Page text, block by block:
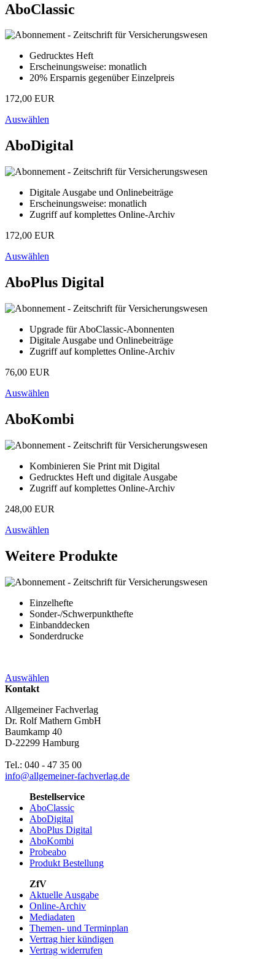
AboClassic
Gedrucktes Heft
Erscheinungsweise: monatlich
20% Ersparnis gegenüber Einzelpreis
172,00 EUR
Auswählen
AboDigital
Digitale Ausgabe und Onlinebeiträge
Erscheinungsweise: monatlich
Zugriff auf komplettes Online-Archiv
172,00 EUR
Auswählen
AboPlus Digital
Upgrade für AboClassic-Abonnenten
Digitale Ausgabe und Onlinebeiträge
Zugriff auf komplettes Online-Archiv
76,00 EUR
Auswählen
AboKombi
Kombinieren Sie Print mit Digital
Gedrucktes Heft und digitale Ausgabe
Zugriff auf komplettes Online-Archiv
248,00 EUR
Auswählen
Weitere Produkte
Einzelhefte
Sonder-/Schwerpunkthefte
Einbanddecken
Sonderdrucke
Auswählen
Kontakt
Allgemeiner Fachverlag
Dr. Rolf Mathern GmbH
Baumkamp 40
D-22299 Hamburg
Tel.: 040 - 47 35 00
info@allgemeiner-fachverlag.de
Bestellservice
AboClassic
AboDigital
AboPlus Digital
AboKombi
Probeabo
Produkt Bestellung
ZfV
Aktuelle Ausgabe
Online-Archiv
Mediadaten
Themen- und Terminplan
Vertrag hier kündigen
Vertrag widerrufen